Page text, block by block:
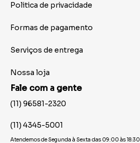
Politica de privacidade
Formas de pagamento
Serviços de entrega
Nossa loja
Fale com a gente
(11) 96581-2320
(11) 4345-5001
Atendemos de Segunda à Sexta das 09:00 às 18:30